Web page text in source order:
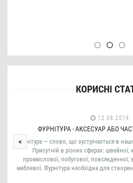
КОРИСНІ
12.08.2019
ФУРНІТУРА - АКСЕСУАР АБО
Фурнітура — слово, що зустрічається в
Присутній в різних сферах: швейної,
промислової, побутової, повсякденної,
меблевої. Фурнітура необхідна для
<